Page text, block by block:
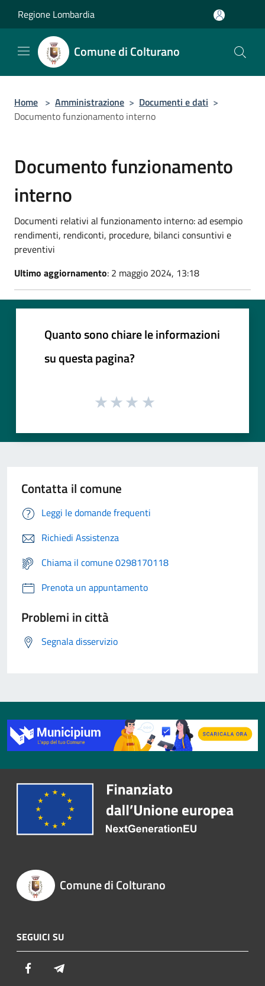
Regione Lombardia
Comune di Colturano
Home > Amministrazione > Documenti e dati >
Documento funzionamento interno
Documento funzionamento
interno
Documenti relativi al funzionamento interno: ad esempio
rendimenti, rendiconti, procedure, bilanci consuntivi e
preventivi
Ultimo aggiornamento: 2 maggio 2024, 13:18
Quanto sono chiare le informazioni
su questa pagina?
Contatta il comune
Leggi le domande frequenti
Richiedi Assistenza
Chiama il comune 0298170118
Prenota un appuntamento
Problemi in città
Segnala disservizio
Comune di Colturano
SEGUICI SU
Facebook